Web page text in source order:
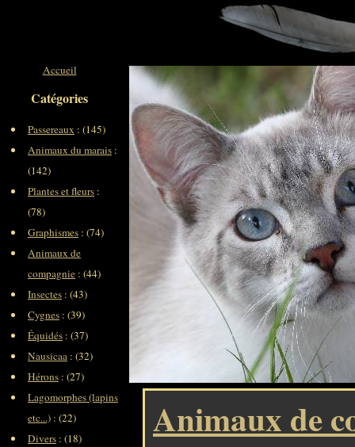
Animaux de
Accueil
Catégories
Passereaux : (145)
Animaux du marais :
(142)
Plantes et fleurs :
(78)
Graphismes : (74)
Animaux de
compagnie : (44)
Insectes : (43)
Cygnes : (39)
Équidés : (37)
Nausicaa : (32)
Hérons : (27)
Lagomorphes (lapins
etc...) : (22)
Divers : (18)